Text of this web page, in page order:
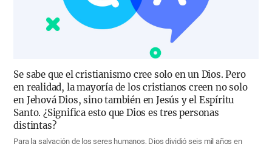
Se sabe que el cristianismo cree solo en un Dios. Pero
en realidad, la mayoría de los cristianos creen no solo
en Jehová Dios, sino también en Jesús y el Espíritu
Santo. ¿Significa esto que Dios es tres personas
distintas?
Para la salvación de los seres humanos, Dios dividió seis mil años en